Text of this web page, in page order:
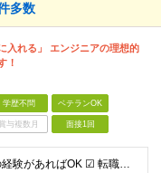
多数
入れる」 エンジニアの理想的
！
学歴不問 ベテランOK
与複数月 面接1回
☑︎ 独学でも半年以上の経験があればOK ☑︎ 転職回数・ブランク不問 ☑︎ 学歴不問 ☑︎ スキルチェンジ可 下記いずれかの実務経験をお持ちの方 ■システム開発 ┗言語・工程・業界・ジャンルなどは